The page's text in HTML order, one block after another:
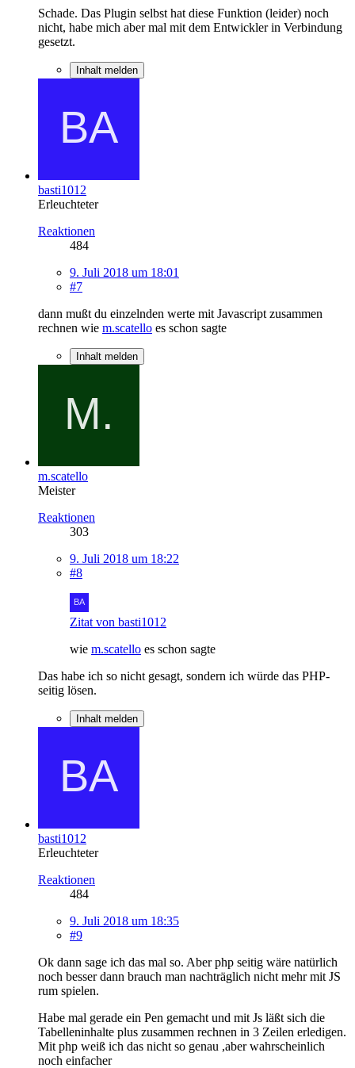
Schade. Das Plugin selbst hat diese Funktion (leider) noch
nicht, habe mich aber mal mit dem Entwickler in Verbindung
gesetzt.
Inhalt melden
basti1012
Erleuchteter
Reaktionen
484
9. Juli 2018 um 18:01
#7
dann mußt du einzelnden werte mit Javascript zusammen
rechnen wie m.scatello es schon sagte
Inhalt melden
m.scatello
Meister
Reaktionen
303
9. Juli 2018 um 18:22
#8
Zitat von basti1012
wie m.scatello es schon sagte
Das habe ich so nicht gesagt, sondern ich würde das PHP-
seitig lösen.
Inhalt melden
basti1012
Erleuchteter
Reaktionen
484
9. Juli 2018 um 18:35
#9
Ok dann sage ich das mal so. Aber php seitig wäre natürlich
noch besser dann brauch man nachträglich nicht mehr mit JS
rum spielen.
Habe mal gerade ein Pen gemacht und mit Js läßt sich die
Tabelleninhalte plus zusammen rechnen in 3 Zeilen erledigen.
Mit php weiß ich das nicht so genau ,aber wahrscheinlich
noch einfacher